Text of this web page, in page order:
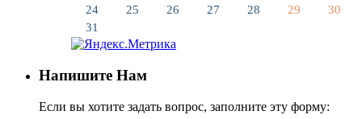
24
25 26 27 28 29
30
31
Напишите Нам
Если вы хотите задать вопрос, заполните эту форму: